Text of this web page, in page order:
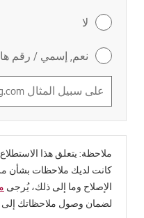
لا
نعم, إسمي / رقم
ملاحظة: يتعلق هذا
كانت لديك ملاحظات بشأن
الإصلاح وما إلى ذلك، يُرجى
لضمان وصول ملاحظاتك إلى